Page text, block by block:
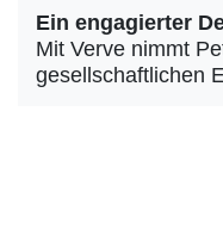
Ein engagierter
Mit Verve nimmt
gesellschaftlichen